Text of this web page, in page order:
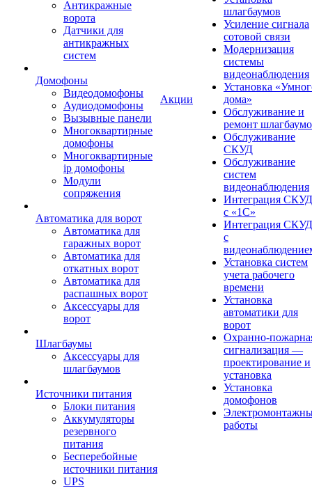
Антикражные
ворота
Датчики для
антикражных
систем
Домофоны
Видеодомофоны
Аудиодомофоны
Вызывные панели
Многоквартирные
домофоны
Многоквартирные
ip домофоны
Модули
сопряжения
Автоматика для ворот
Автоматика для
гаражных ворот
Автоматика для
откатных ворот
Автоматика для
распашных ворот
Аксессуары для
ворот
Шлагбаумы
Аксессуары для
шлагбаумов
Источники питания
Блоки питания
Аккумуляторы
резервного
питания
Бесперебойные
источники питания
UPS
Акции
шлагбаумов
Усиление сигнала
сотовой связи
Модернизация
системы
видеонаблюдения
Установка
дома»
Обслуживание и
ремонт
Обслуживание
СКУД
Обслуживание
систем
видеонаблюдения
Интеграция СКУД
с «1С»
Интеграция СКУД
с
Установка систем
учета рабочего
времени
Установка
автоматики для
ворот
Охранно-
сигнализация —
проектирование и
установка
Установка
домофонов
работы